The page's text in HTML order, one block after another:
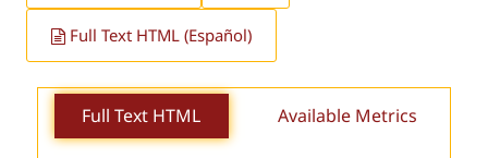
Full Text HTML (Español)
Full Text HTML Available Metrics